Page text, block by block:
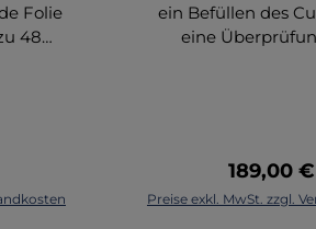
Folie
48
Beutel
ein Befüllen des
eine
optimalen
Trachealtuben
189,00 €
Preise exkl. MwSt. zzgl.
In den